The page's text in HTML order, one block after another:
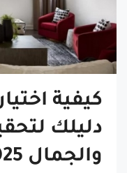
كيفية
دليلك
والجمال 2025